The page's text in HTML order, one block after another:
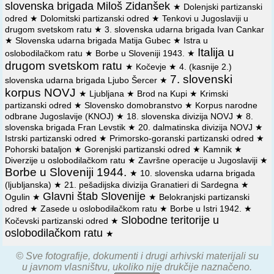
⚔️ 5. 6. 1942. Patrola 1. čete 1. bataljona Notranjskog NOP
odreda -Ljubo Šercer- vodila borbu protiv oko 100 italijanskih
vojnika koji su se kretali prema s. Vrbljenama i primorala ih
da se povuku prema Igu. (kod Ljubljane).
⚔️ 10. 6. 1942. Na drumu kod s. Rovta (blizu Vrhnike) 2. četa
4. bataljona Notranjskog NOP odreda napala italijanske
blindirane automobile: jedan potpuno uništila a drugi oštetila.
⚔️ 12. 6. 1942. Drugi bataljon Notranjskog NOP odreda -
Ljubo Šercer- s jednom grupom Hrvatskih partizana, napao
utvrđenu posadu u s. Osilnici (kod Broda na Kupi), ali se
morao povući zbog pristizanja jačih neprijateljskih pojačanja.
⚔️ 27. 6. 1942. Kod s. Zaloga (blizu Polhovog Gradeča) 1.
četa 4. bataljona Notranjskog NOP odreda -Ljubo Šercer- iz
zasede napala i potpuno razbila jednu nemačku četu koja je
bila određena za zaštitu i utvrđivanje granica preko
Polhograjskih brda.
⚔️ 18. 7. 1942. Na Ljubljanskom vrhu (kod Vrhnike), od 3.
odreda, formiran 4. bataljon Krimskog NOP odreda.
1942 god. o borbama bataljona od 15 maja do 9 juna 1942
godine
📜 Operaciski dnevnik Prvog bataljona Notranjskog NOP
odreda Ljubo Šercer od 3 maja do 13 juna 1942 godine
📜 Izveštaj Štaba Četvrtog bataljona Notranjskog odreda
od 13 juna 1942 god. Štabu Treće grupe partizanskih odreda
o napadu na italijanske blindirane automobile kod Rovta i
zapleni oružja na Drenovom Griču
📜 Izveštaj Petog bataljona Notranjskog odreda Treće
grupe slovenačkih partizanskih odreda od 20 juna 1942 god.
o akcijama bataljona u vremenu od 11 do 16 juna 1942
godine
📜 Izveštaj Prve čete Četvrtog bataljona Notranjskog
odreda od 27 juna 1942 god. o sukobu sa nemačkim
vojnicima u Zalogu kod Polhovog Gradca
📜 Izveštaj Petog bataljona Notranjskog odreda Treće
grupe slovenačkih partizanskih odreda od 27 juna 1942 god.
godine
slovenska brigada Miloš Zidanšek ★ Dolenjski partizanski
odred ★ Dolomitski partizanski odred ★Tenkovi u Jugoslaviji u
drugom svetskom ratu ★3. slovenska udarna brigada Ivan Cankar
★Slovenska udarna brigada Matija Gubec ★ Istra u
oslobodilačkom ratu ★ Borbe u Sloveniji 1943. ★ Italija u
drugom svetskom ratu ★ Kočevje ★4. (kasnije 2.)
slovenska udarna brigada Ljubo Šercer ★ 7. slovenski
korpus NOVJ ★ Ljubljana ★ Brod na Kupi ★ Krimski
partizanski odred ★Slovensko domobranstvo ★ Korpus narodne
odbrane Jugoslavije (KNOJ) ★ 18. slovenska divizija NOVJ ★8.
slovenska brigada Fran Levstik ★ 20. dalmatinska divizija NOVJ ★
Istrski partizanski odred ★ Primorsko-goranski partizanski odred ★
Pohorski bataljon ★Gorenjski partizanski odred ★ Kamnik ★
Diverzije u oslobodilačkom ratu ★Završne operacije u Jugoslaviji ★
Borbe u Sloveniji 1944. ★ 10. slovenska udarna brigada
(ljubljanska) ★ 21. pešadijska divizija Granatieri di Sardegna ★
Ogulin ★ Glavni štab Slovenije ★ Belokranjski partizanski
odred ★Zasede u oslobodilačkom ratu ★ Borbe u Istri 1942. ★
Kočevski partizanski odred ★ Slobodne teritorije u
oslobodilačkom ratu ★
© Sve fotografije, dokumenti i drugi arhivski materijali su
u javnom vlasništvu, ukoliko nije drukčije naznačeno.